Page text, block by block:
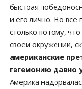
быстрая
и его лично. Но все
столько потому,
своем окружении,
американские
гегемонию давно
Америка